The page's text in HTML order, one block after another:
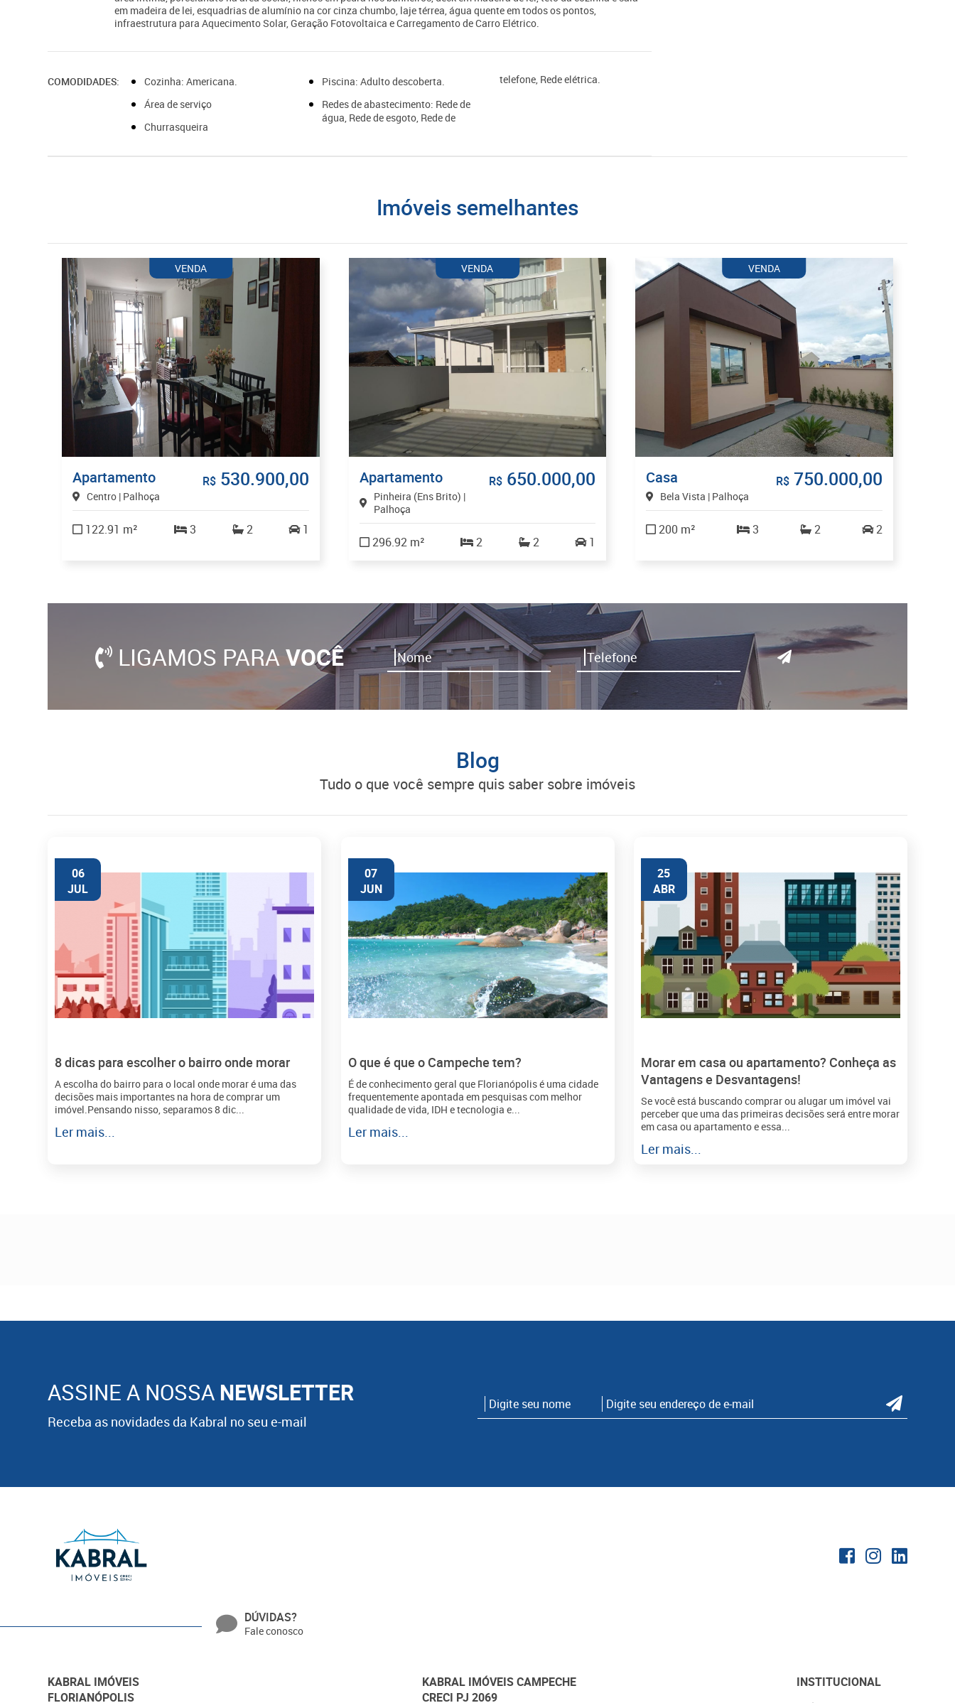
em madeira de lei, esquadrias de alumínio na cor cinza chumbo, laje térrea, água quente em todos os pontos,
infraestrutura para Aquecimento Solar, Geração Fotovoltaica e Carregamento de Carro Elétrico.
COMODIDADES:
Cozinha: Americana.
Área de serviço
Churrasqueira
Piscina: Adulto descoberta.
Redes de abastecimento: Rede de
água, Rede de esgoto, Rede de
telefone, Rede elétrica.
imóveis semelhantes
VENDA
Apartamento
Centro | Palhoça
R$ 530.900,00
122.91 m² 3 2 1
VENDA
Apartamento
Pinheira (Ens Brito) |
Palhoça
R$ 650.000,00
296.92 m² 2 2 1
VENDA
Casa
Bela Vista | Palhoça
R$750.000,00
200 m² 3 2 2
LIGAMOS PARAVOCÊ
Blog
tudo o que você sempre quis saber sobre imóveis
06
JUL
8 dicas para escolher o bairro onde morar
A escolha do bairro para o local onde morar é uma das
decisões mais importantes na hora de comprar um
imóvel.Pensando nisso, separamos 8 dic...
Ler mais...
07
JUN
O que é que o Campeche tem?
É de conhecimento geral que Florianópolis é uma cidade
frequentemente apontada em pesquisas com melhor
qualidade de vida, IDH e tecnologia e...
Ler mais...
25
ABR
Morar em casa ou apartamento? Conheça as
Vantagens e Desvantagens!
Se você está buscando comprar ou alugar um imóvel vai
perceber que uma das primeiras decisões será entre morar
em casa ou apartamento e essa...
Ler mais...
ASSINE A NOSSA NEWSLETTER
Receba as novidades da Kabral no seu e-mail
DÚVIDAS?
Fale conosco
KABRAL IMÓVEIS
FLORIANÓPOLIS
KABRAL IMÓVEIS CAMPECHE
CRECI PJ 2069
INSTITUCIONAL